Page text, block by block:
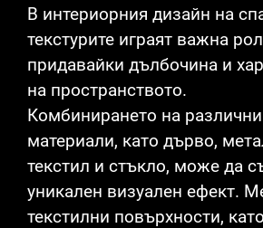
В интериорния дизайн на
текстурите играят важна
придавайки дълбочина и
на пространството.
Комбинирането на различни
материали, като дърво,
текстил и стъкло, може да
уникален визуален ефект.
текстилни повърхности, като